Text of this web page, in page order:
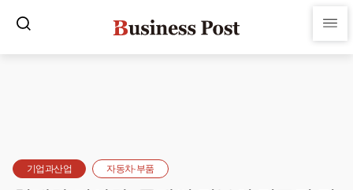
기업과산업 자동차·부품